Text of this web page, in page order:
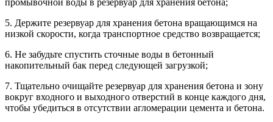
5. Держите резервуар для хранения бетона вращающимся на
низкой скорости, когда транспортное средство возвращается;
6. Не забудьте спустить сточные воды в бетонный
накопительный бак перед следующей загрузкой;
7. Тщательно очищайте резервуар для хранения бетона и зону
вокруг входного и выходного отверстий в конце каждого дня,
чтобы убедиться в отсутствии агломерации цемента и бетона.